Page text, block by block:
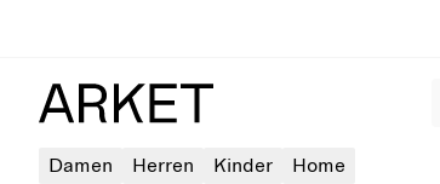
Damen Herren Kinder Home